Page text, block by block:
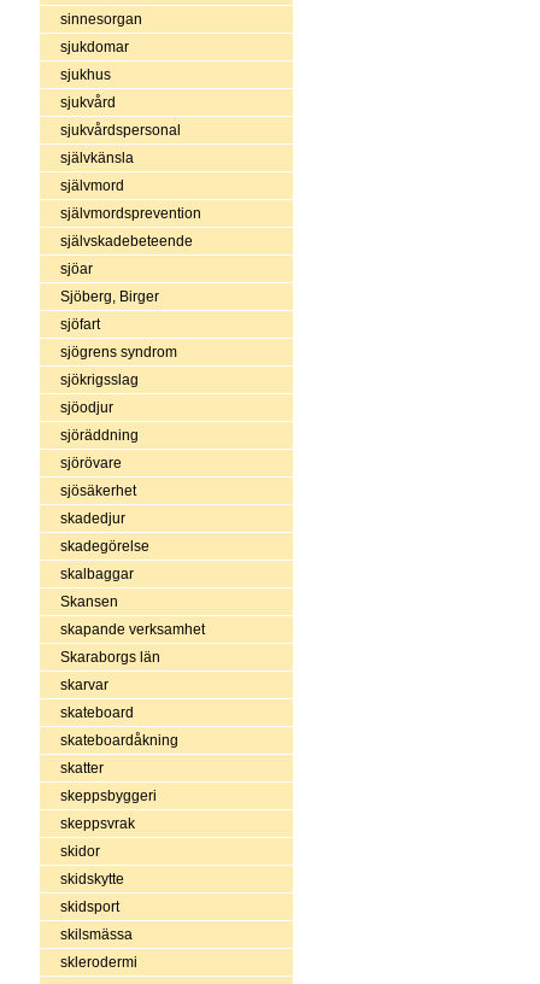
sinnesorgan
sjukdomar
sjukhus
sjukvård
sjukvårdspersonal
självkänsla
självmord
självmordsprevention
självskadebeteende
sjöar
Sjöberg, Birger
sjöfart
sjögrens syndrom
sjökrigsslag
sjöodjur
sjöräddning
sjörövare
sjösäkerhet
skadedjur
skadegörelse
skalbaggar
Skansen
skapande verksamhet
Skaraborgs län
skarvar
skateboard
skateboardåkning
skatter
skeppsbyggeri
skeppsvrak
skidor
skidskytte
skidsport
skilsmässa
sklerodermi